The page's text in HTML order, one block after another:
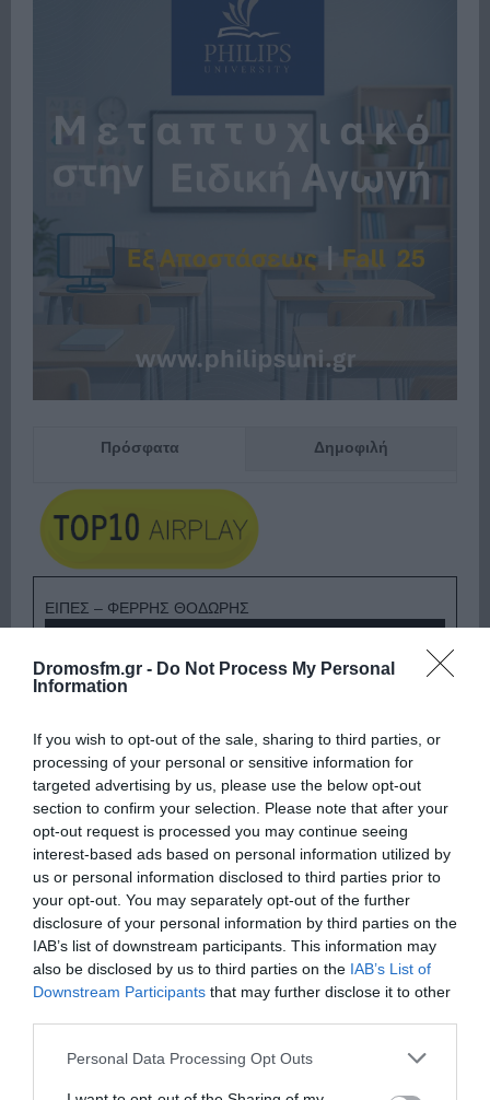
Dromosfm.gr - Do Not Process My Personal
Information
If you wish to opt-out of the sale, sharing to third parties, or
processing of your personal or sensitive information for
targeted advertising by us, please use the below opt-out
section to confirm your selection. Please note that after your
opt-out request is processed you may continue seeing
interest-based ads based on personal information utilized by
us or personal information disclosed to third parties prior to
your opt-out. You may separately opt-out of the further
disclosure of your personal information by third parties on the
IAB’s list of downstream participants. This information may
also be disclosed by us to third parties on the IAB’s List of
Downstream Participants that may further disclose it to other
Please note that this website/app uses one or more Google
Personal Data Processing Opt Outs
Πρόσφατα Δημοφιλή
ΕΙΠΕΣ – ΦΕΡΡΗΣ ΘΟΔΩΡΗΣ
Παρακαλώ Περιμένετε...
ΛΟΓΑΡΙΑΣΜΟΣ - ΛΙΟΛΙΟΥ ΚΑΤΕΡΙΝΑ